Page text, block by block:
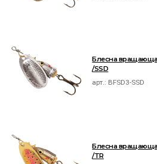
Блесна
/SSD
арт.: BFSD3-SSD
Блесна
/TR